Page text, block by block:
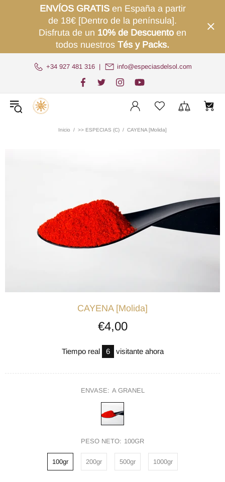
ENVÍOS GRATISen España a partir
de 18€ [Dentro de la península].
Disfruta de un 10% de Descuento en
todos nuestros Tés y Packs.
+34 927 481 316| info@especiasdelsol.com
Inicio >> ESPECIAS (C) CAYENA [Molida]
CAYENA [Molida]
€4,00
Tiempo real 6 visitante ahora
ENVASE: A GRANEL
PESO NETO: 100GR
100gr 200gr 500gr 1000gr